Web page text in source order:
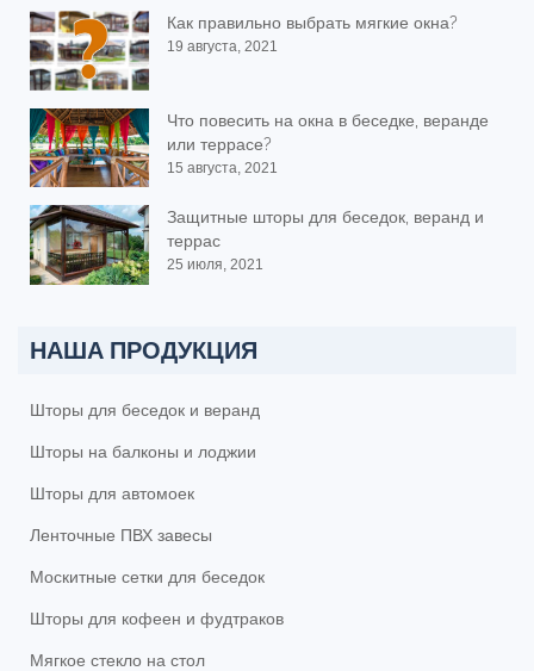
Как правильно выбрать мягкие окна?
19 августа, 2021
Что повесить на окна в беседке, веранде
или террасе?
15 августа, 2021
Защитные шторы для беседок, веранд и
террас
25 июля, 2021
НАША ПРОДУКЦИЯ
Шторы для беседок и веранд
Шторы на балконы и лоджии
Шторы для автомоек
Ленточные ПВХ завесы
Москитные сетки для беседок
Шторы для кофеен и фудтраков
Мягкое стекло на стол